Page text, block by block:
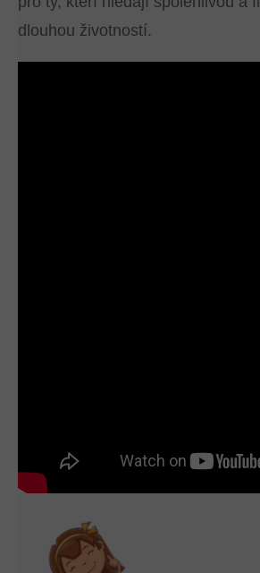
dlouhou životností.